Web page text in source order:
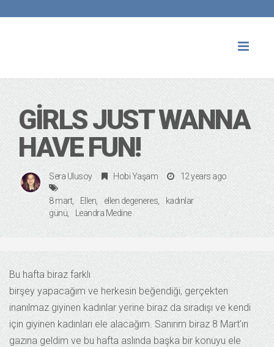
GIRLS JUST WANNA
HAVE FUN!
Sera Ulusoy Hobi Yaşam 12 years ago
8 mart Ellen ellen degeneres
kadınlar
günü
Leandra Medine
Bu hafta biraz farklı
birşey yapacağım ve herkesin beğendiği, gerçekten
inanılmaz giyinen kadınlar yerine biraz da sıradışı ve kendi
için giyinen kadınları ele alacağım. Sanırım biraz 8 Mart’ın
gazına geldim ve bu hafta aslında başka bir konuyu ele